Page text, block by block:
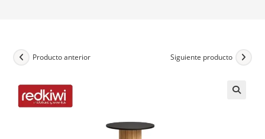
Producto anterior Siguiente producto